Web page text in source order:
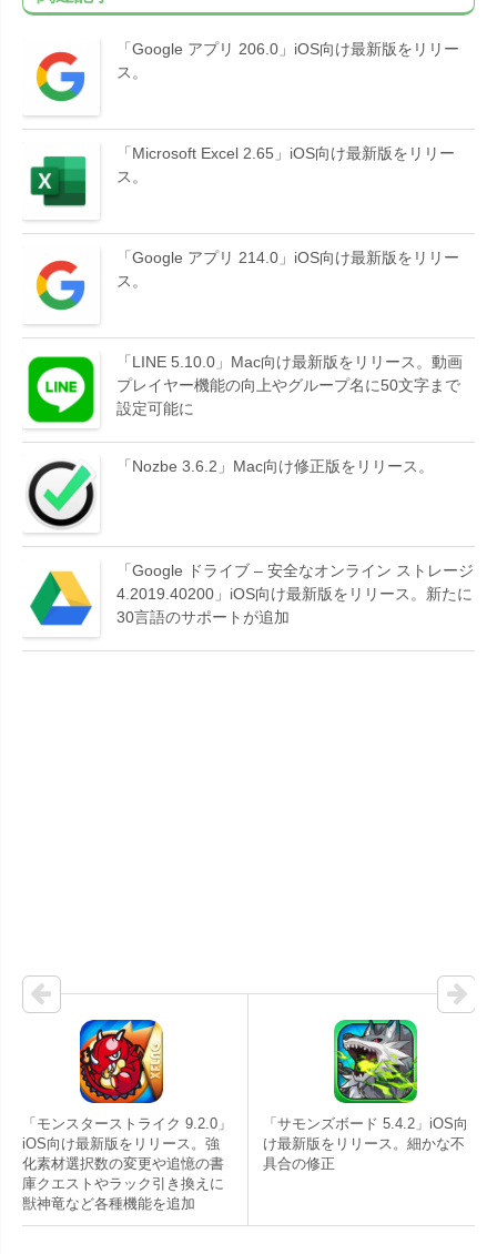
「Google アプリ 206.0」iOS向け最新版をリリー
ス。
「Microsoft Excel 2.65」iOS向け最新版をリリー
ス。
「Google アプリ 214.0」iOS向け最新版をリリー
ス。
「LINE 5.10.0」Mac向け最新版をリリース。動画
プレイヤー機能の向上やグループ名に50文字まで
設定可能に
「Nozbe 3.6.2」Mac向け修正版をリリース。
「Google ドライブ – 安全なオンライン ストレージ
4.2019.40200」iOS向け最新版をリリース。新たに
30言語のサポートが追加
「モンスターストライク 9.2.0」
iOS向け最新版をリリース。強
化素材選択数の変更や追憶の書
庫クエストやラック引き換えに
獣神竜など各種機能を追加
「サモンズボード 5.4.2」iOS向
け最新版をリリース。細かな不
具合の修正